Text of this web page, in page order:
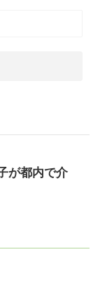
が都内で介